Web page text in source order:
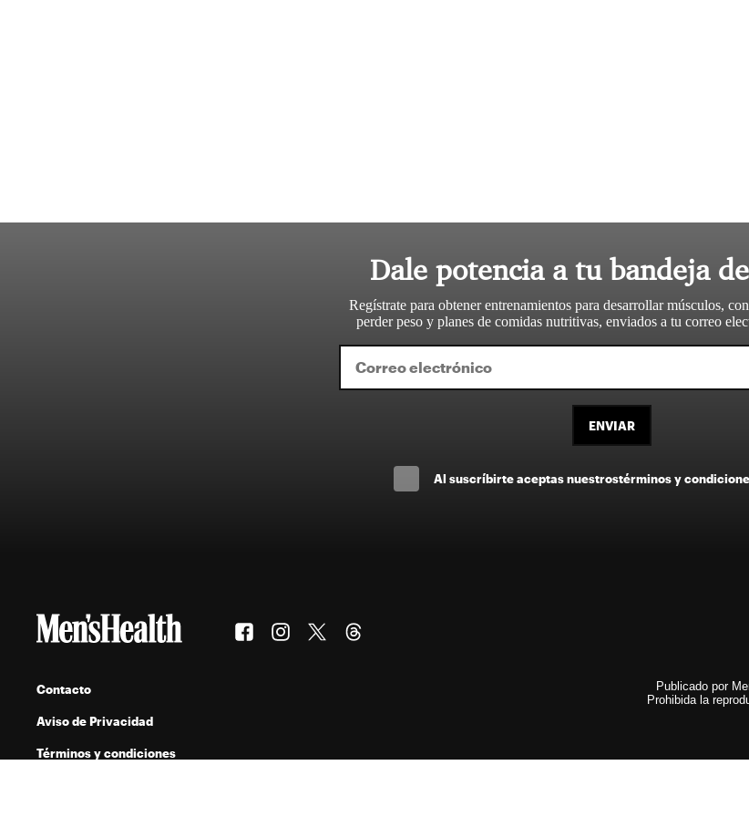
Dale potencia a tu bandeja
Regístrate para obtener entrenamientos para desarrollar músculos,
perder peso y planes de comidas nutritivas, enviados a tu correo
ENVIAR
Al suscríbirte aceptas nuestrostérminos y
Contacto
Aviso de Privacidad
Términos y condiciones
Publicado por
Prohibida la